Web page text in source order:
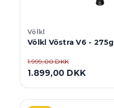
Völkl
Völkl Vöstra V6 - 275g
1.999,00 DKK
1.899,00 DKK